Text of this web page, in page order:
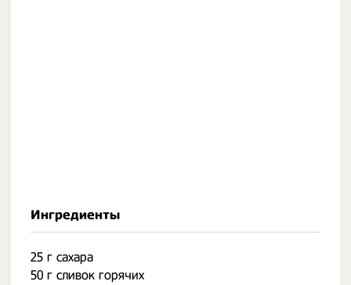
Ингредиенты
25 г сахара
50 г сливок горячих